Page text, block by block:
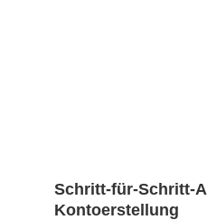
Schritt-für-Schritt-
Kontoerstellung